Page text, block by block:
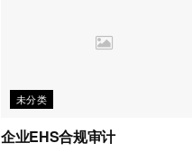
未分类
企业EHS合规审计